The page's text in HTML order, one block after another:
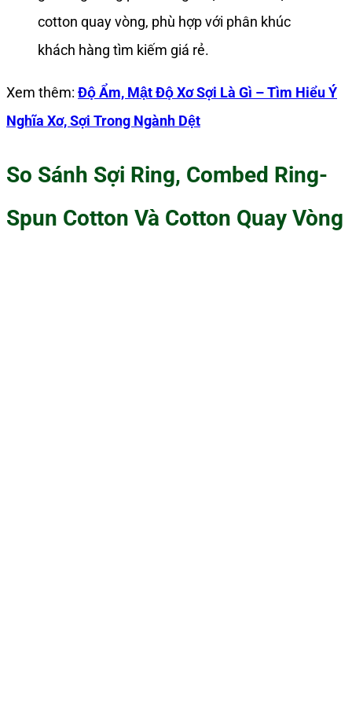
cotton quay vòng, phù hợp với phân khúc
khách hàng tìm kiếm giá rẻ.
Xem thêm: Độ Ẩm, Mật Độ Xơ Sợi Là Gì – Tìm Hiểu Ý
Nghĩa Xơ, Sợi Trong Ngành Dệt
So Sánh Sợi Ring, Combed Ring-
Spun Cotton Và Cotton Quay Vòng